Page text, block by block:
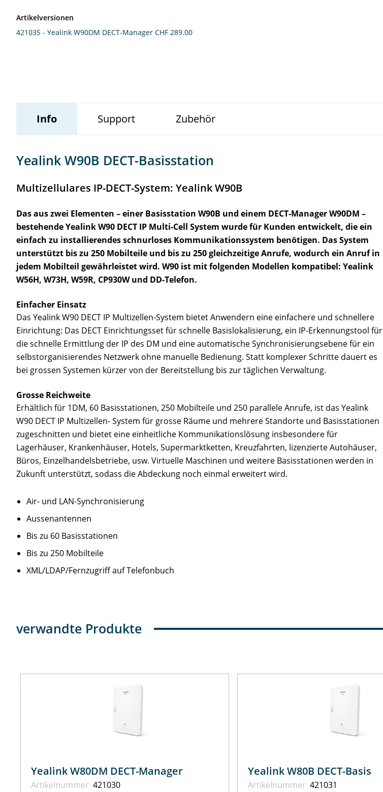
Wildix
Artikelversionen
421035 - Yealink W90DM DECT-Manager CHF 289.00
Info Support Zubehör
Yealink W90B DECT-Basisstation
Multizellulares IP-DECT-System: Yealink W90B
Das aus zwei Elementen – einer Basisstation W90B und einem DECT-Manager W90DM –
bestehende Yealink W90 DECT IP Multi-Cell System wurde für Kunden entwickelt, die ein
einfach zu installierendes schnurloses Kommunikationssystem benötigen. Das System
unterstützt bis zu 250 Mobilteile und bis zu 250 gleichzeitige Anrufe, wodurch ein Anruf in
jedem Mobilteil gewährleistet wird. W90 ist mit folgenden Modellen kompatibel: Yealink
W56H, W73H, W59R, CP930W und DD-Telefon.
Einfacher Einsatz
Das Yealink W90 DECT IP Multizellen-System bietet Anwendern eine einfachere und schnellere
Einrichtung: Das DECT Einrichtungsset für schnelle Basislokalisierung, ein IP-Erkennungstool für
die schnelle Ermittlung der IP des DM und eine automatische Synchronisierungsebene für ein
selbstorganisierendes Netzwerk ohne manuelle Bedienung. Statt komplexer Schritte dauert es
bei grossen Systemen kürzer von der Bereitstellung bis zur täglichen Verwaltung.
Grosse Reichweite
Erhältlich für 1DM, 60 Basisstationen, 250 Mobilteile und 250 parallele Anrufe, ist das Yealink
W90 DECT IP Multizellen- System für grosse Räume und mehrere Standorte und Basisstationen
zugeschnitten und bietet eine einheitliche Kommunikationslösung insbesondere für
Lagerhäuser, Krankenhäuser, Hotels, Supermarktketten, Kreuzfahrten, lizenzierte Autohäuser,
Büros, Einzelhandelsbetriebe, usw. Virtuelle Maschinen und weitere Basisstationen werden in
Zukunft unterstützt, sodass die Abdeckung noch einmal erweitert wird.
Air- und LAN-Synchronisierung
Aussenantennen
Bis zu 60 Basisstationen
Bis zu 250 Mobilteile
XML/LDAP/Fernzugriff auf Telefonbuch
verwandte Produkte
Yealink W80DM DECT-Manager
Artikel­nummer 421030
Yealink W80B DECT-Basis
Artikel­nummer 421031